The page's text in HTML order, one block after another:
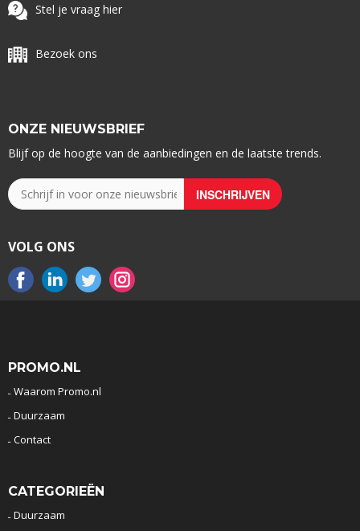
Stel je vraag hier
Bezoek ons
ONZE NIEUWSBRIEF
Blijf op de hoogte van de aanbiedingen en de laatste trends.
VOLG ONS
PROMO.NL
Waarom Promo.nl
Duurzaam
Contact
CATEGORIEËN
Duurzaam